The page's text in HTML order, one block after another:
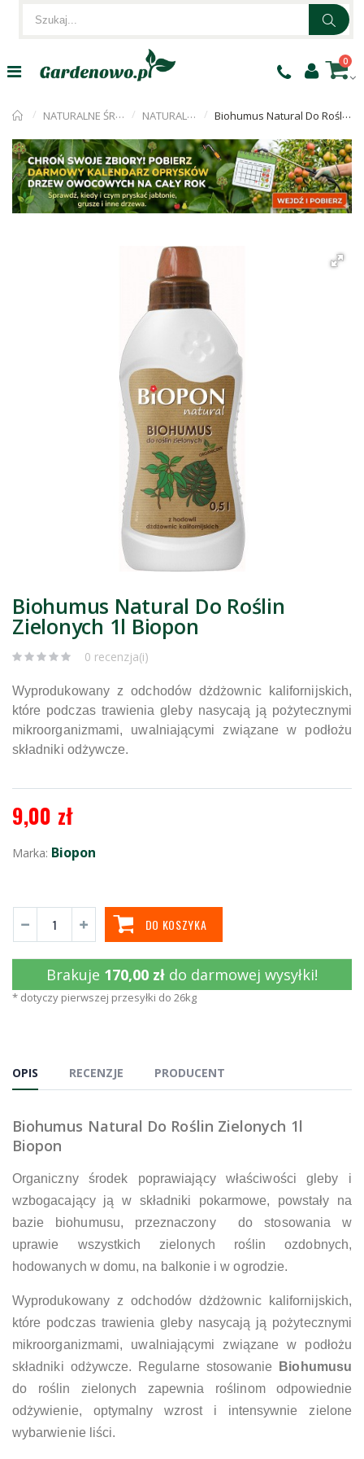
0
NATURALNE ŚRODKI i NAWOZY NATURALNE NAWOZY Biohumus Natural Do Roślin Zielonych 1l Biopon
Biohumus Natural Do Roślin
Zielonych 1l Biopon
0 recenzja(i)
Wyprodukowany z odchodów dżdżownic kalifornijskich,
które podczas trawienia gleby nasycają ją pożytecznymi
mikroorganizmami, uwalniającymi związane w podłożu
składniki odżywcze.
9,00 zł
Marka: Biopon
DO KOSZYKA
Brakuje 170,00 zł do darmowej wysyłki!
* dotyczy pierwszej przesyłki do 26kg
OPIS RECENZJE PRODUCENT
Biohumus Natural Do Roślin Zielonych 1l
Biopon
Organiczny środek poprawiający właściwości gleby i
wzbogacający ją w składniki pokarmowe, powstały na
bazie biohumusu, przeznaczony do stosowania w
uprawie wszystkich zielonych roślin ozdobnych,
hodowanych w domu, na balkonie i w ogrodzie.
Wyprodukowany z odchodów dżdżownic kalifornijskich,
które podczas trawienia gleby nasycają ją pożytecznymi
mikroorganizmami, uwalniającymi związane w podłożu
składniki odżywcze. Regularne stosowanie
Biohumusu
do roślin zielonych zapewnia roślinom odpowiednie
odżywienie, optymalny wzrost i intensywnie zielone
wybarwienie liści.